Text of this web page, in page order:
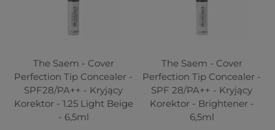
The Saem - Cover
Perfection Tip Concealer -
SPF28/PA++ - Kryjący
Korektor - 1.25 Light Beige
- 6,5ml
The Saem - Cover
Perfection Tip Concealer -
SPF 28/PA++ - Kryjący
Korektor - Brightener -
6,5ml